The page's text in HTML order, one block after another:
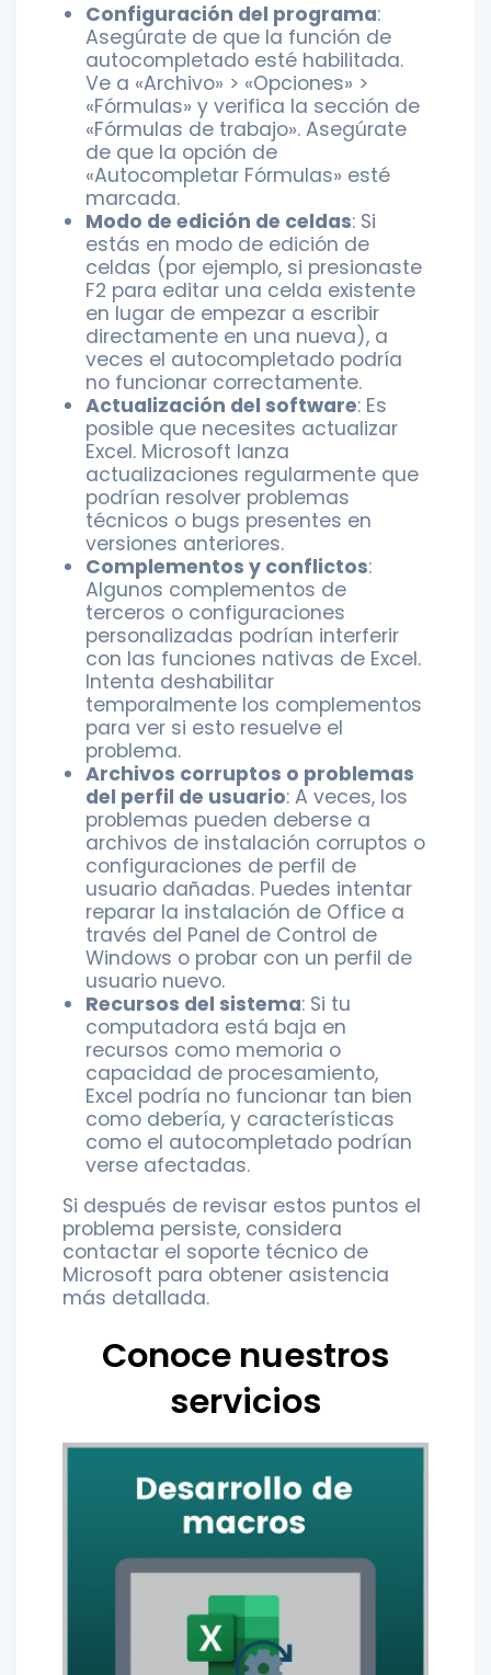
Configuración del programa:
Asegúrate de que la función de
autocompletado esté habilitada.
Ve a «Archivo» > «Opciones» >
«Fórmulas» y verifica la sección de
«Fórmulas de trabajo». Asegúrate
de que la opción de
«Autocompletar Fórmulas» esté
marcada.
Modo de edición de celdas: Si
estás en modo de edición de
celdas (por ejemplo, si presionaste
F2 para editar una celda existente
en lugar de empezar a escribir
directamente en una nueva), a
veces el autocompletado podría
no funcionar correctamente.
Actualización del software: Es
posible que necesites actualizar
Excel. Microsoft lanza
actualizaciones regularmente que
podrían resolver problemas
técnicos o bugs presentes en
versiones anteriores.
Complementos y conflictos:
Algunos complementos de
terceros o configuraciones
personalizadas podrían interferir
con las funciones nativas de Excel.
Intenta deshabilitar
temporalmente los complementos
para ver si esto resuelve el
problema.
Archivos corruptos o problemas
del perfil de usuario: A veces, los
problemas pueden deberse a
archivos de instalación corruptos o
configuraciones de perfil de
usuario dañadas. Puedes intentar
reparar la instalación de Office a
través del Panel de Control de
Windows o probar con un perfil de
usuario nuevo.
Recursos del sistema: Si tu
computadora está baja en
recursos como memoria o
capacidad de procesamiento,
Excel podría no funcionar tan bien
como debería, y características
como el autocompletado podrían
verse afectadas.
Si después de revisar estos puntos el
problema persiste, considera
contactar el soporte técnico de
Microsoft para obtener asistencia
más detallada.
Conoce nuestros
servicios